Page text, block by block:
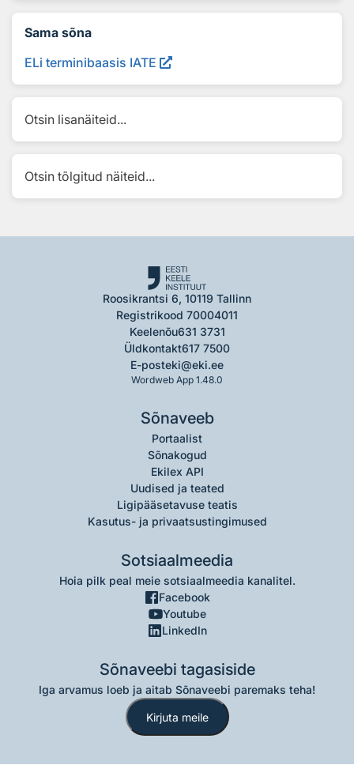
Sama sõna
ELi terminibaasis IATE
Otsin lisanäiteid...
Otsin tõlgitud näiteid...
Roosikrantsi 6, 10119 Tallinn
Registrikood 70004011
Keelenõu631 3731
Üldkontakt617 7500
E-posteki@eki.ee
Wordweb App 1.48.0
Sõnaveeb
Portaalist
Sõnakogud
Ekilex API
Uudised ja teated
Ligipääsetavuse teatis
Kasutus- ja privaatsustingimused
Sotsiaalmeedia
Hoia pilk peal meie sotsiaalmeedia kanalitel.
Facebook
Youtube
LinkedIn
Sõnaveebi tagasiside
Iga arvamus loeb ja aitab Sõnaveebi paremaks teha!
Kirjuta meile